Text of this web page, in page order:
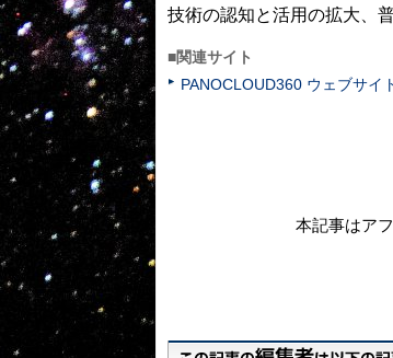
技術の認知と活用の拡大、
■関連サイト
PANOCLOUD360 ウェブサイ
本記事はア